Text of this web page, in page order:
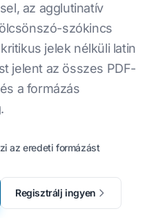
az agglutinatív
szókincs
jelek nélküli latin
jelent az összes PDF-
a formázás
az eredeti formázást
Regisztrálj ingyen